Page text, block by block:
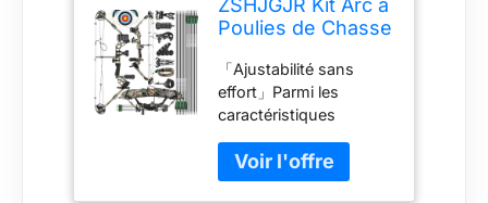
Poulies de Chasse
Débutants Adultes
20 à 45 lbs 320fps
Tir à l'arc Set
Professionnel
Arcs Compound
Set Réglable Arc
「Ajustabilité sans
effort」Parmi les
caractéristiques
ensemble d'arcs
composites se trouve